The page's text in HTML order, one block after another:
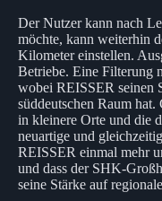
Der Nutzer kann nach
möchte, kann weiterhin
Kilometer einstellen.
Betriebe. Eine Filterung
wobei REISSER seinen
süddeutschen Raum
in kleinere Orte und die
neuartige und
REISSER einmal mehr
und dass der SHK-
seine Stärke auf